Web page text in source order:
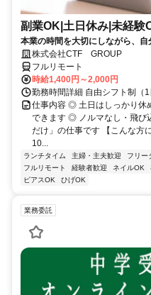
副業OK|土日休み|未経験
本業の時間を大切にしながら、自
株式会社CTF GROUP
フルリモート
時給1,400円～2,000円
勤務時間詳細 自由シフト制（1
仕事内容 ◎ 土日はしっかり休
できます ◎ ノルマなし・飛び
だけ」の仕事です 【こんな方
10...
ランチタイム 主婦・主夫歓迎 フリー
フルリモート
経験者歓迎 ネイルOK
ピアスOK
ひげOK
業務委託